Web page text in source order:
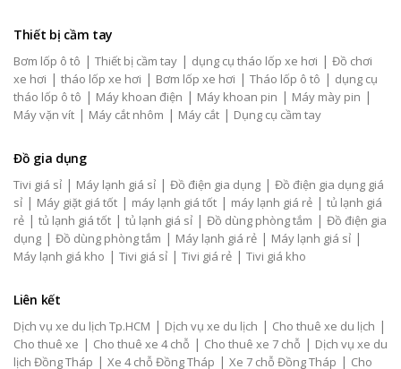
Thiết bị cầm tay
Bơm lốp ô tô | Thiết bị cầm tay | dụng cụ tháo lốp xe hơi | Đồ chơi
xe hơi | tháo lốp xe hơi | Bơm lốp xe hơi | Tháo lốp ô tô | dụng cụ
tháo lốp ô tô | Máy khoan điện | Máy khoan pin | Máy mày pin |
Máy vặn vít | Máy cắt nhôm | Máy cắt | Dụng cụ cầm tay
Đồ gia dụng
Tivi giá sỉ | Máy lạnh giá sỉ | Đồ điện gia dụng | Đồ điện gia dụng giá
sỉ | Máy giặt giá tốt | máy lạnh giá tốt | máy lạnh giá rẻ | tủ lạnh giá
rẻ | tủ lạnh giá tốt | tủ lạnh giá sỉ | Đồ dùng phòng tắm | Đồ điện gia
dụng | Đồ dùng phòng tắm | Máy lạnh giá rẻ | Máy lạnh giá sỉ |
Máy lạnh giá kho | Tivi giá sỉ | Tivi giá rẻ | Tivi giá kho
Liên kết
Dịch vụ xe du lịch Tp.HCM | Dịch vụ xe du lịch | Cho thuê xe du lịch |
Cho thuê xe | Cho thuê xe 4 chỗ | Cho thuê xe 7 chỗ | Dịch vụ xe du
lịch Đồng Tháp | Xe 4 chỗ Đồng Tháp | Xe 7 chỗ Đồng Tháp | Cho